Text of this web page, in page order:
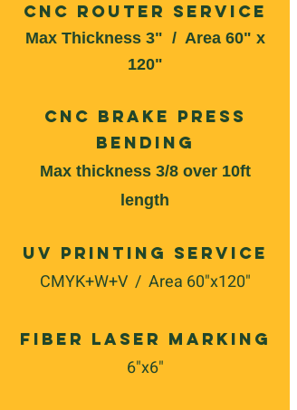
CNC Router Service
Max Thickness 3" / Area 60" x
120"
CNC Brake Press
Bending
Max thickness 3/8 over 10ft
length
UV Printing Service
CMYK+W+V / Area 60"x120"
Fiber Laser Marking
6"x6"